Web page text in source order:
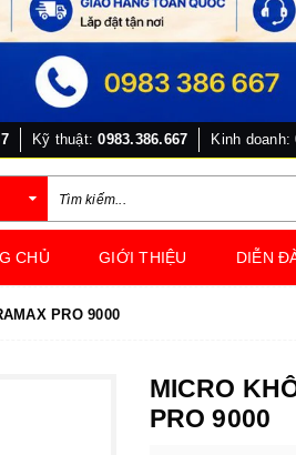
Kỹ thuật:0983.386.667 Kinh doanh:
CHỦ GIỚI THIỆU DIỄN
PRO 9000
MICRO
PRO 9000